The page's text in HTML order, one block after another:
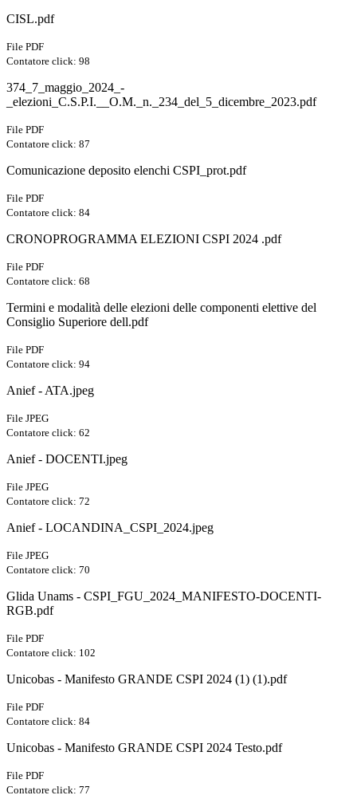
CISL.pdf
File PDF
Contatore click: 98
374_7_maggio_2024_-
_elezioni_C.S.P.I.__O.M._n._234_del_5_dicembre_2023.pdf
File PDF
Contatore click: 87
Comunicazione deposito elenchi CSPI_prot.pdf
File PDF
Contatore click: 84
CRONOPROGRAMMA ELEZIONI CSPI 2024 .pdf
File PDF
Contatore click: 68
Termini e modalità delle elezioni delle componenti elettive del
Consiglio Superiore dell.pdf
File PDF
Contatore click: 94
Anief - ATA.jpeg
File JPEG
Contatore click: 62
Anief - DOCENTI.jpeg
File JPEG
Contatore click: 72
Anief - LOCANDINA_CSPI_2024.jpeg
File JPEG
Contatore click: 70
Glida Unams - CSPI_FGU_2024_MANIFESTO-DOCENTI-
RGB.pdf
File PDF
Contatore click: 102
Unicobas - Manifesto GRANDE CSPI 2024 (1) (1).pdf
File PDF
Contatore click: 84
Unicobas - Manifesto GRANDE CSPI 2024 Testo.pdf
File PDF
Contatore click: 77